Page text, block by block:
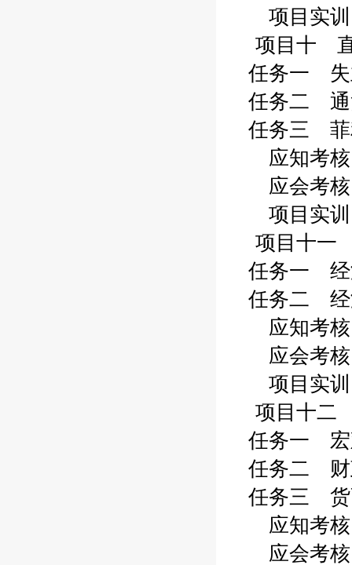
项目实训
项目十
任务一 失
任务二 通
任务三 菲
应知考核
应会考核
项目实训
项目十一
任务一 经
任务二 经
应知考核
应会考核
项目实训
项目十二
任务一 宏
任务二 财
任务三 货
应知考核
应会考核